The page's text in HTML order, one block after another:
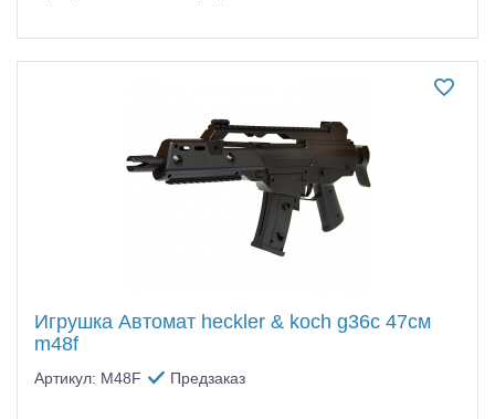
Игрушка Автомат heckler & koch g36c 47см
m48f
Артикул: M48F Предзаказ